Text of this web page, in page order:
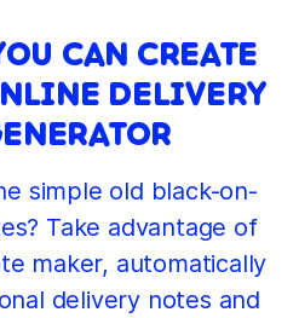
CAN CREATE
DELIVERY
simple old black-on-
Take advantage of
maker, automatically
delivery notes and